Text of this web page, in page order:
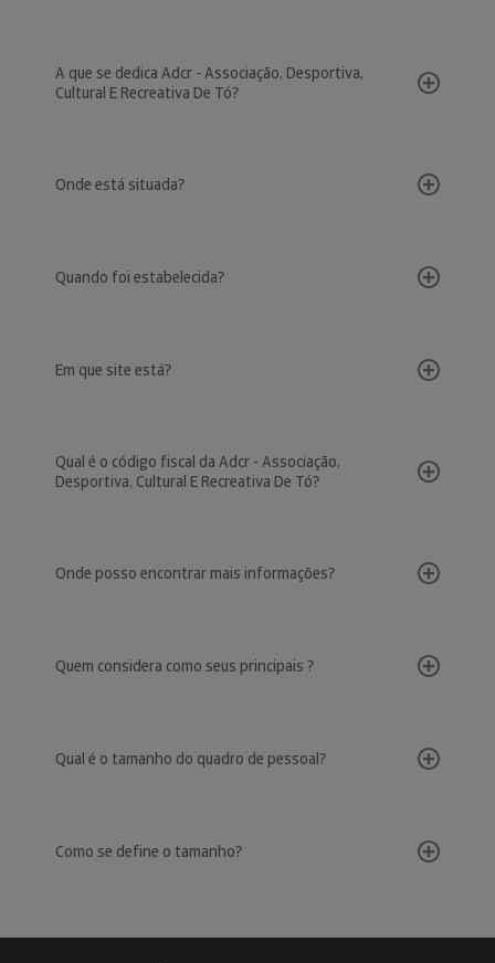
A que se dedica Adcr - Associação, Desportiva,
Cultural E Recreativa De Tó?
Onde está situada?
Quando foi estabelecida?
Em que site está?
Qual é o código fiscal da Adcr - Associação,
Desportiva, Cultural E Recreativa De Tó?
Onde posso encontrar mais informações?
Quem considera como seus principais ?
Qual é o tamanho do quadro de pessoal?
Como se define o tamanho?